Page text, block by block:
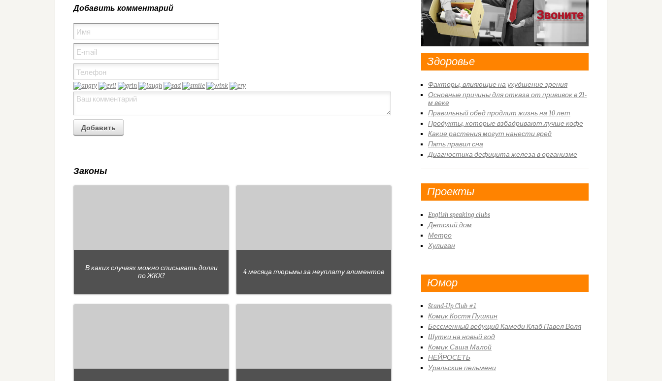
Добавить комментарий
Законы
В каких случаях можно списывать долги
по ЖКХ?
4 месяца тюрьмы за неуплату алиментов
Здоровье
Факторы, влияющие на ухудшение зрения
Основные причины для отказа от прививок в 21-
м веке
Правильный обед продлит жизнь на 10 лет
Продукты, которые взбадривают лучше кофе
Какие растения могут нанести вред
Пять правил сна
Диагностика дефицита железа в организме
Проекты
English speaking clubs
Детский дом
Метро
Хулиган
Юмор
Stand-Up Club #1
Комик Костя Пушкин
Бессменный ведущий Камеди Клаб Павел Воля
Шутки на новый год
Комик Саша Малой
НЕЙРОСЕТЬ
Уральские пельмени